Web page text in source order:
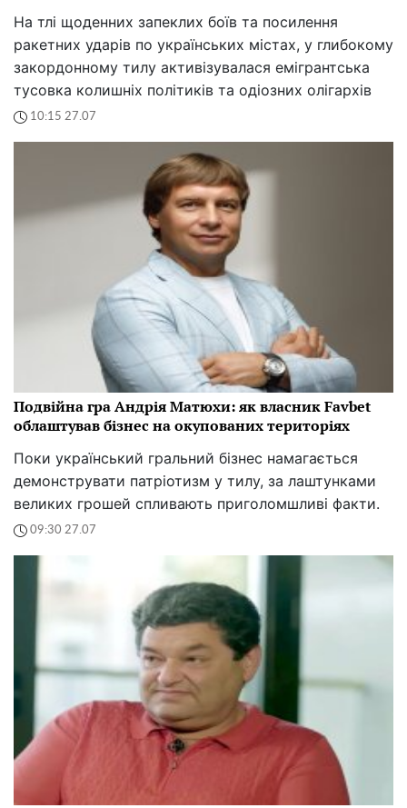
На тлі щоденних запеклих боїв та посилення
ракетних ударів по українських містах, у глибокому
закордонному тилу активізувалася емігрантська
тусовка колишніх політиків та одіозних олігархів
10:15 27.07
Подвійна гра Андрія Матюхи: як власник Favbet
облаштував бізнес на окупованих територіях
Поки український гральний бізнес намагається
демонструвати патріотизм у тилу, за лаштунками
великих грошей спливають приголомшливі факти.
09:30 27.07